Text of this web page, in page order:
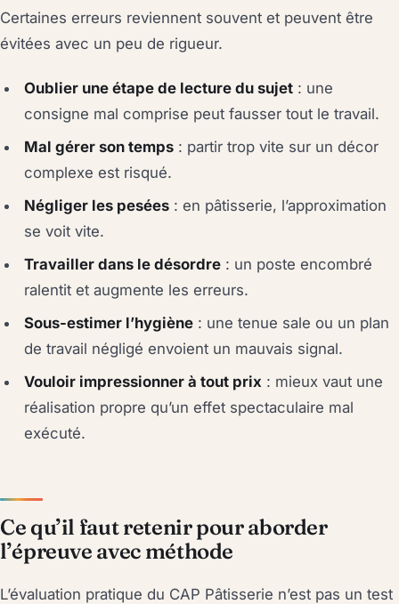
Certaines erreurs reviennent souvent et peuvent être
évitées avec un peu de rigueur.
Oublier une étape de lecture du sujet : une
consigne mal comprise peut fausser tout le travail.
Mal gérer son temps : partir trop vite sur un décor
complexe est risqué.
Négliger les pesées : en pâtisserie, l’approximation
se voit vite.
Travailler dans le désordre : un poste encombré
ralentit et augmente les erreurs.
Sous-estimer l’hygiène : une tenue sale ou un plan
de travail négligé envoient un mauvais signal.
Vouloir impressionner à tout prix : mieux vaut une
réalisation propre qu’un effet spectaculaire mal
exécuté.
Ce qu’il faut retenir pour aborder
l’épreuve avec méthode
L’évaluation pratique du CAP Pâtisserie n’est pas un test